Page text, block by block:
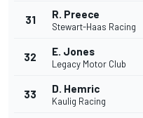
31 R. Preece
Stewart-Haas Racing
32 E. Jones
Legacy Motor Club
33 D. Hemric
Kaulig Racing